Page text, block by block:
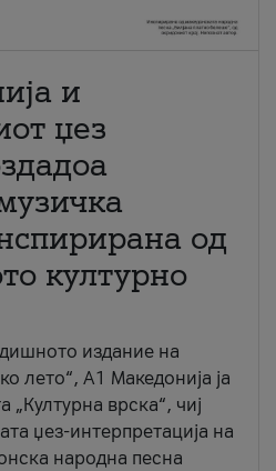
и
џез
од
културно
издание на
лето“, А1 Македонија ја
„Културна врска“, чиј
џез-интерпретација на
народна песна